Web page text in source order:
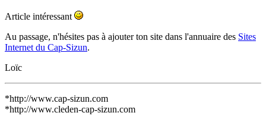
Article intéressant
Au passage, n'hésites pas à ajouter ton site dans l'annuaire des Sites
Internet du Cap-Sizun.
Loïc
*http://www.cap-sizun.com
*http://www.cleden-cap-sizun.com